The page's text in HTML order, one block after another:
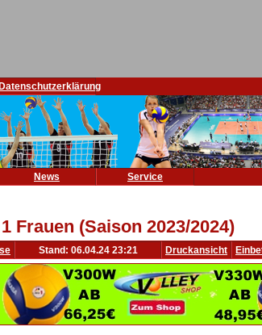
Datenschutzerklärung
News
Service
Frauen (Saison 2023/2024)
Stand: 06.04.24 23:21 Druckansicht